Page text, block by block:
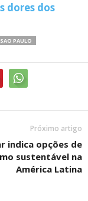
dores dos
PAULO
Próximo artigo
indica opções de
sustentável na
América Latina